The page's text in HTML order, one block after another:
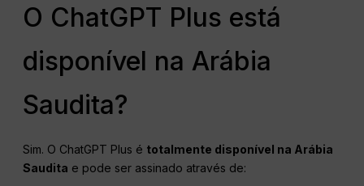
O ChatGPT Plus está
disponível na Arábia
Saudita?
Sim. O ChatGPT Plus é totalmente disponível na Arábia
Saudita e pode ser assinado através de: